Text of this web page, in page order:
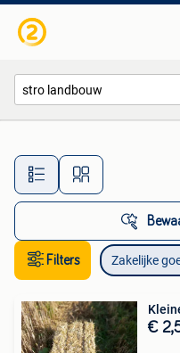
Alle
Filters Zakelijke
€